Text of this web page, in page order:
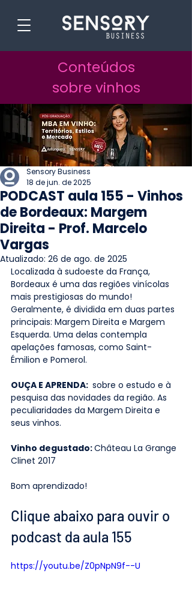
Conteúdos
sobre vinhos
PODCAST aula 155 - Vinhos
de Bordeaux: Margem
Direita - Prof. Marcelo
Vargas
Sensory Business
18 de jun. de 2025
Atualizado: 26 de ago. de 2025
Localizada à sudoeste da França,
Bordeaux é uma das regiões vinícolas
mais prestigiosas do mundo!
Geralmente, é dividida em duas partes
principais: Margem Direita e Margem
Esquerda. Uma delas contempla
apelações famosas, como Saint-
Émilion e Pomerol.
OUÇA E APRENDA: sobre o estudo e à
pesquisa das novidades da região. As
peculiaridades da Margem Direita e
seus vinhos.
Vinho degustado: Château La Grange
Clinet 2017
Bom aprendizado!
Clique abaixo para ouvir o
podcast da aula 155
https://youtu.be/Z0pNpN9f--U